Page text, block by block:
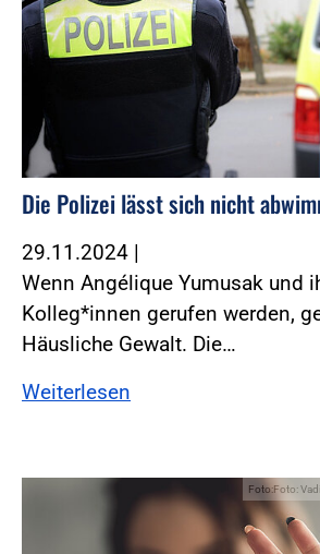
Die Polizei lässt sich nicht
29.11.2024 |
Wenn Angélique Yumusak und
Kolleg*innen gerufen werden,
Häusliche Gewalt. Die…
Weiterlesen
Foto:Foto: